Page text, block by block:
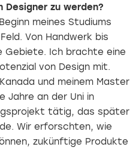
zu werden?
meines Studiums
Von Handwerk bis
Gebiete. Ich brachte eine
von Design mit.
und meinem Master
Jahre an der Uni in
tätig, das später
Wir erforschten, wie
zukünftige Produkte